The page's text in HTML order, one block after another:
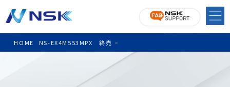
HOME >
NS-EX4M553MPX 終売